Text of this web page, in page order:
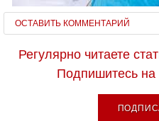
ОСТАВИТЬ КОММЕНТАРИЙ
Регулярно читаете
Подпишитесь на